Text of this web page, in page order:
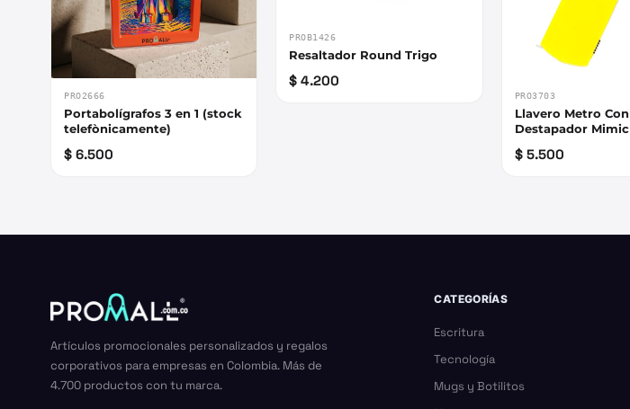
PRO2666
Portabolígrafos 3 en 1 (stock
telefònicamente)
$ 6.500
PROB1426
Resaltador Round Trigo
$ 4.200
PRO3703
Llavero Metro Con
Destapador Mimic
$ 5.500
Artículos promocionales personalizados y regalos
corporativos para empresas en Colombia. Más de
4.700 productos con tu marca.
CATEGORÍAS
Escritura
Tecnología
Mugs y Botilitos